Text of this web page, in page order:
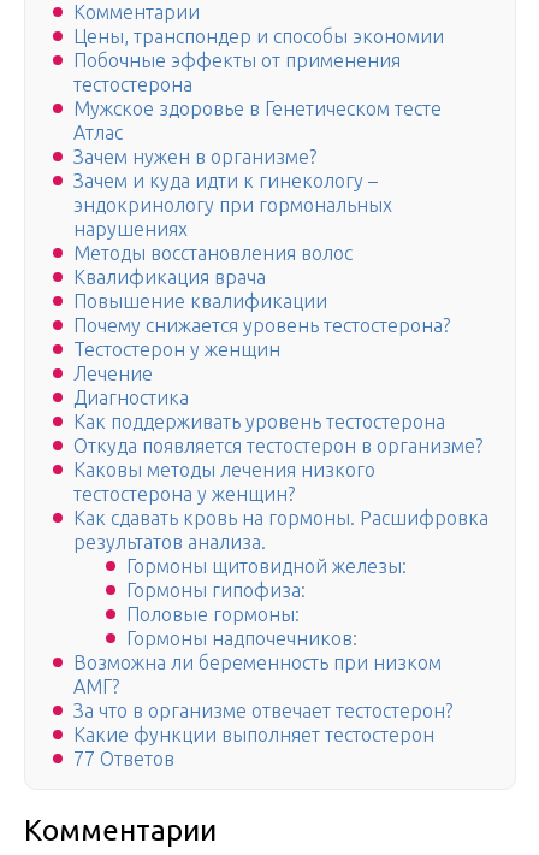
Комментарии
Цены, транспондер и способы экономии
Побочные эффекты от применения
тестостерона
Мужское здоровье в Генетическом тесте
Атлас
Зачем нужен в организме?
Зачем и куда идти к гинекологу –
эндокринологу при гормональных
нарушениях
Методы восстановления волос
Квалификация врача
Повышение квалификации
Почему снижается уровень тестостерона?
Тестостерон у женщин
Лечение
Диагностика
Как поддерживать уровень тестостерона
Откуда появляется тестостерон в организме?
Каковы методы лечения низкого
тестостерона у женщин?
Как сдавать кровь на гормоны. Расшифровка
результатов анализа.
Гормоны щитовидной железы:
Гормоны гипофиза:
Половые гормоны:
Гормоны надпочечников:
Возможна ли беременность при низком
АМГ?
За что в организме отвечает тестостерон?
Какие функции выполняет тестостерон
77 Ответов
Комментарии